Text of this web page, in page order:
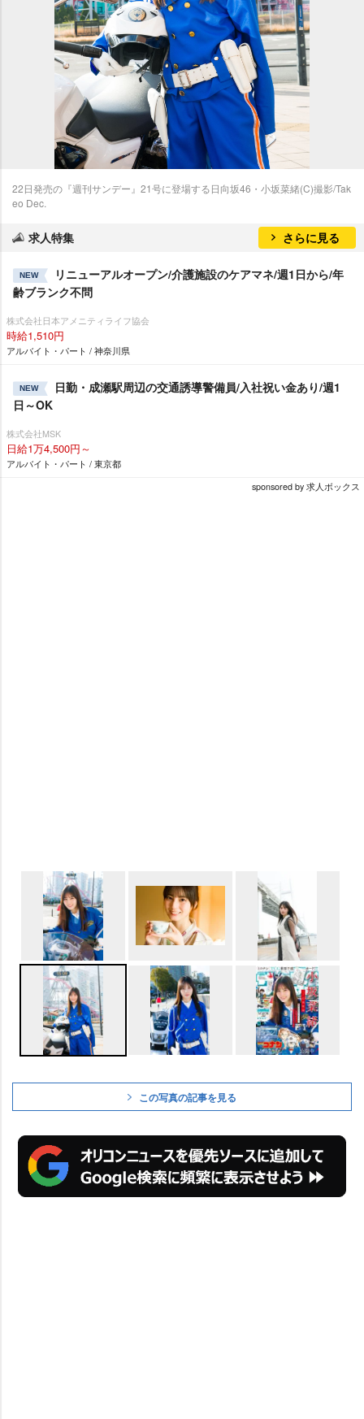
22日発売の『週刊サンデー』21号に登場する日向坂46・小坂菜緒(C)撮影/Tak
eo Dec.
求人特集 さらに見る
NEW
リニューアルオープン/介護施設のケアマネ/週1日から/年
齢ブランク不問
株式会社日本アメニティライフ協会
時給1,510円
アルバイト・パート / 神奈川県
NEW
日勤・成瀬駅周辺の交通誘導警備員/入社祝い金あり/週1
日～OK
株式会社MSK
日給1万4,500円～
アルバイト・パート / 東京都
sponsored by 求人ボックス
この写真の記事を見る